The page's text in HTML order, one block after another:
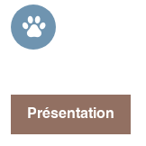
Présentation